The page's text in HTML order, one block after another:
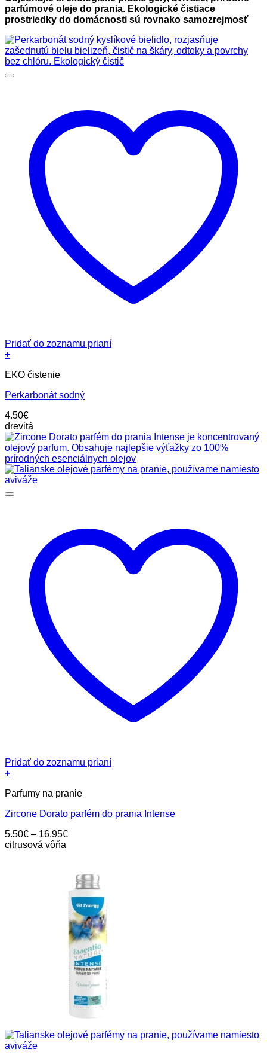
parfúmové oleje do prania. Ekologické čistiace
prostriedky do domácnosti sú rovnako samozrejmosť
Pridať do zoznamu prianí
+
EKO čistenie
Perkarbonát sodný
4.50€
drevitá
Pridať do zoznamu prianí
+
produkt
viacero
Možnosti
si
Parfumy na pranie
Zircone Dorato parfém do prania Intense
5.50€ – 16.95€Price
16.95€
citrusová vôňa